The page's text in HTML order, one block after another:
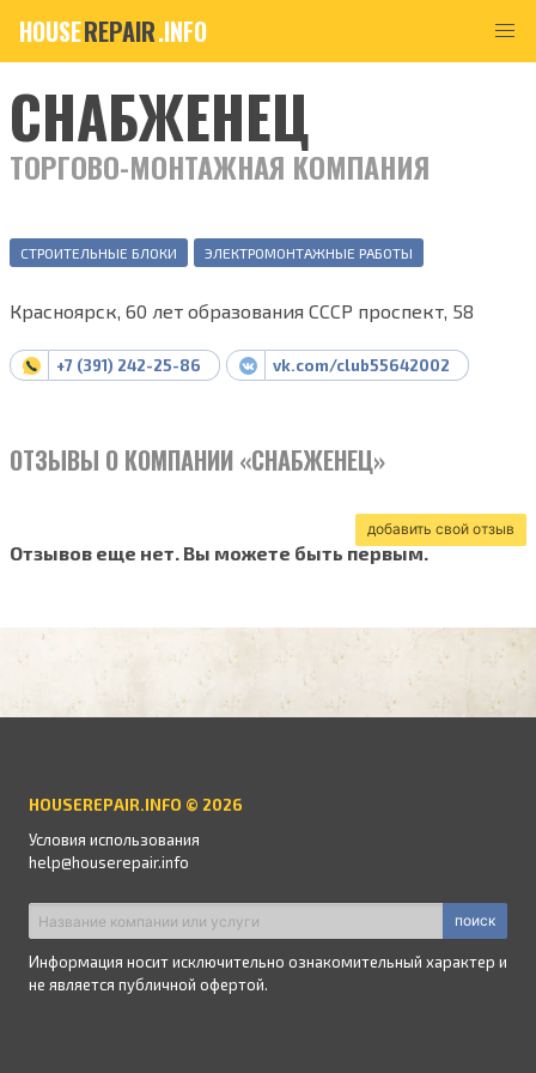
HOUSEREPAIR.INFO
СНАБЖЕНЕЦ
ТОРГОВО-МОНТАЖНАЯ КОМПАНИЯ
СТРОИТЕЛЬНЫЕ БЛОКИ ЭЛЕКТРОМОНТАЖНЫЕ РАБОТЫ
Красноярск, 60 лет образования СССР проспект, 58
+7 (391) 242-25-86 vk.com/club55642002
ОТЗЫВЫ О КОМПАНИИ «СНАБЖЕНЕЦ»
добавить свой отзыв
Отзывов еще нет. Вы можете быть первым.
HOUSEREPAIR.INFO © 2026
Условия использования
help@houserepair.info
поиск
Информация носит исключительно ознакомительный характер и
не является публичной офертой.